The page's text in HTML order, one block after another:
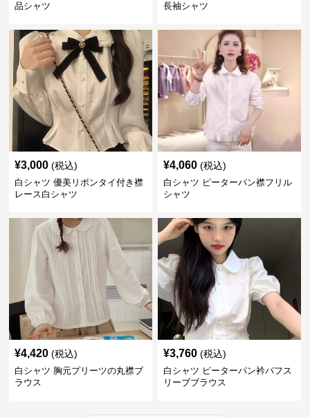
品シャツ
長袖シャツ
¥3,000 (税込)
白シャツ 優美リボンタイ付き襟
レース白シャツ
¥4,060 (税込)
白シャツ ピーターパン襟フリル
シャツ
¥4,420 (税込)
白シャツ 胸元プリーツの丸襟ブ
ラウス
¥3,760 (税込)
白シャツ ピーターパン衿パフス
リーブブラウス